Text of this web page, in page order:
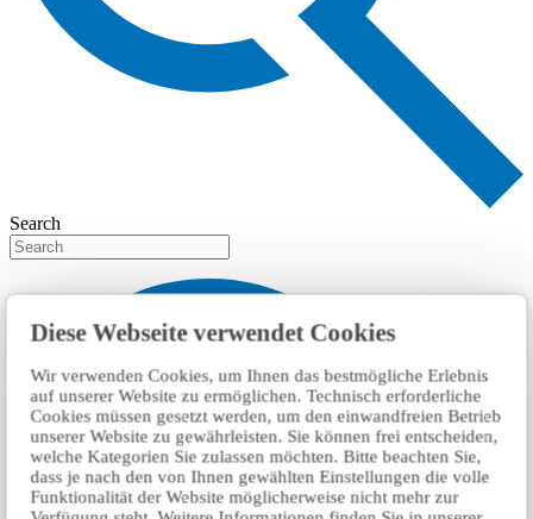
Diese Webseite verwendet Cookies
Wir verwenden Cookies, um Ihnen das bestmögliche Erlebnis
auf unserer Website zu ermöglichen. Technisch erforderliche
Cookies müssen gesetzt werden, um den einwandfreien Betrieb
unserer Website zu gewährleisten. Sie können frei entscheiden,
welche Kategorien Sie zulassen möchten. Bitte beachten Sie,
dass je nach den von Ihnen gewählten Einstellungen die volle
Funktionalität der Website möglicherweise nicht mehr zur
Search